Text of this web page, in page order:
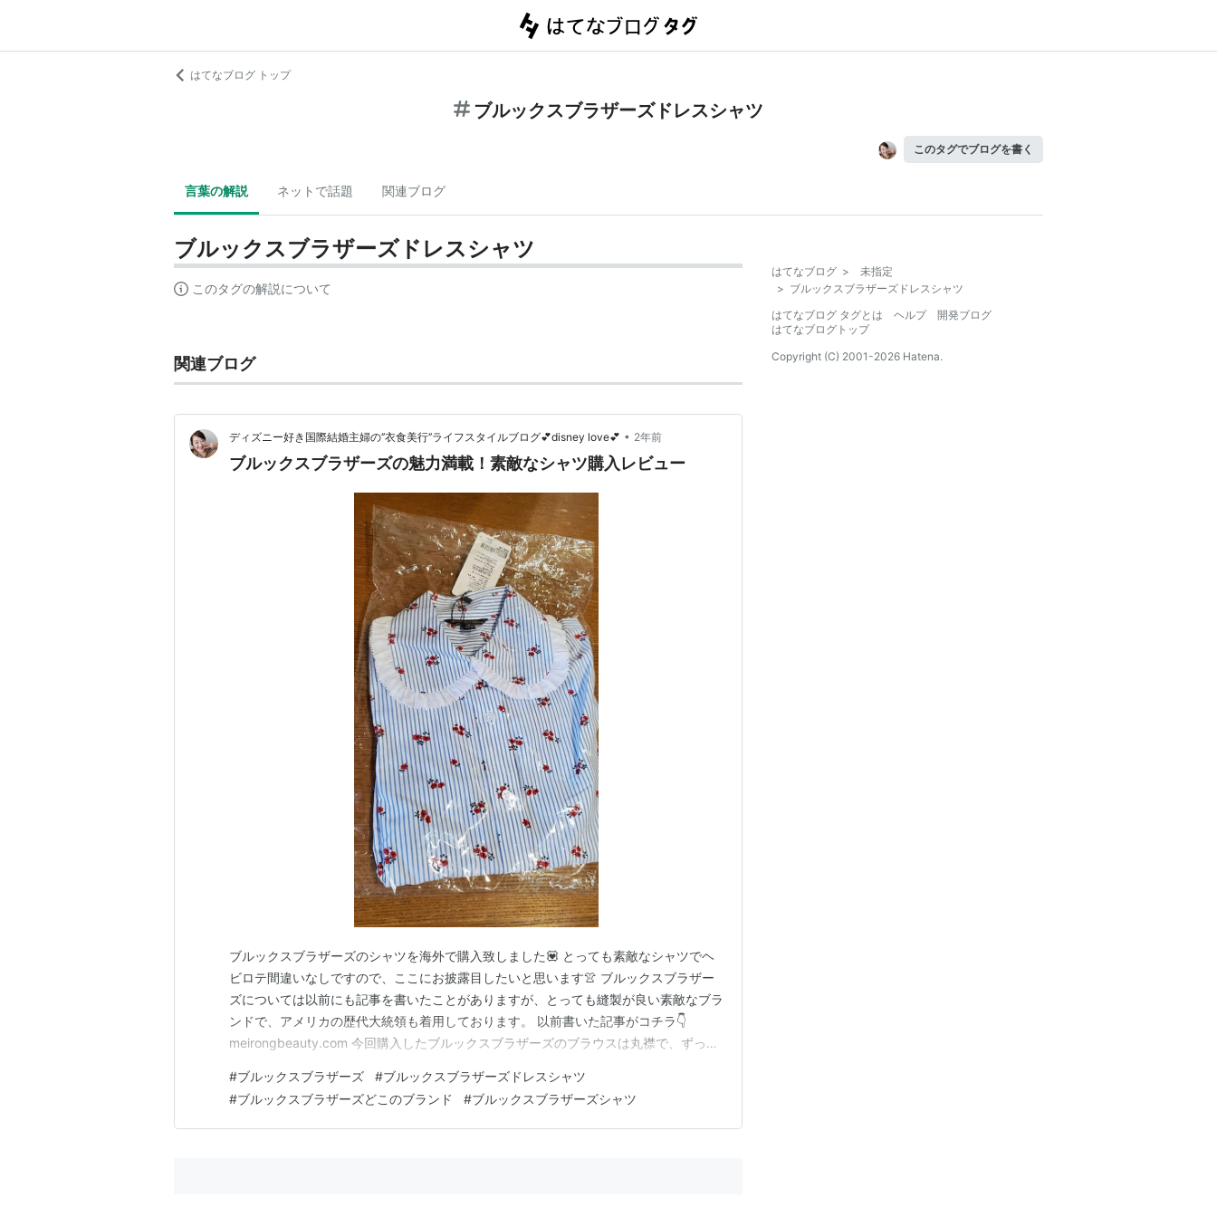
はてなブログ トップ
ブルックスブラザーズドレスシャツ
このタグでブログを書く
言葉の解説 ネットで話題 関連ブログ
ブルックスブラザーズドレスシャツ
このタグの解説について
関連ブログ
ディズニー好き国際結婚主婦の‘’衣食美行‘’ライフスタイルブログ💕disney love💕 • 2年前
ブルックスブラザーズの魅力満載！素敵なシャツ購入レビュー
ブルックスブラザーズのシャツを海外で購入致しました💟 とっても素敵なシャツでヘ
ビロテ間違いなしですので、ここにお披露目したいと思います👚 ブルックスブラザー
ズについては以前にも記事を書いたことがありますが、とっても縫製が良い素敵なブラ
ンドで、アメリカの歴代大統領も着用しております。 以前書いた記事がコチラ👇
meirongbeauty.com 今回購入したブルックスブラザーズのブラウスは丸襟で、ずっと
所々フリルになっていて大人可愛いかんじです( ﾟдﾟ)ｳﾑ💚 リンク 今回はセールで購入
致しました。 １００００円程…
#ブルックスブラザーズ #ブルックスブラザーズドレスシャツ
#ブルックスブラザーズどこのブランド #ブルックスブラザーズシャツ
はてなブログ >
未指定
> ブルックスブラザーズドレスシャツ
はてなブログ タグとは
ヘルプ
開発ブログ
はてなブログトップ
Copyright (C) 2001-2026 Hatena.